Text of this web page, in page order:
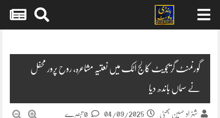
گورنمنٹ گریجویٹ کالج اٹک میں نعتیہ مشاعرہ، روح پرور محفل
نے سماں باندھ دیا
شہزاد حسین بھٹی 04/09/2025